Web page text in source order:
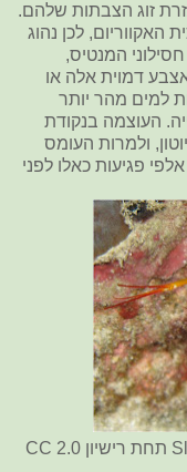
זוג הצבתות שלהם.
האקווריום, לכן נהוג
המנטיס,
דמוית אלה או
למים מהר יותר
של 23 מטר לשנייה. העוצמה בנקודת
שווה להפעלת כוח של מעל 700 ניוטון, ולמרות העומס
פגיעות כאלו לפני